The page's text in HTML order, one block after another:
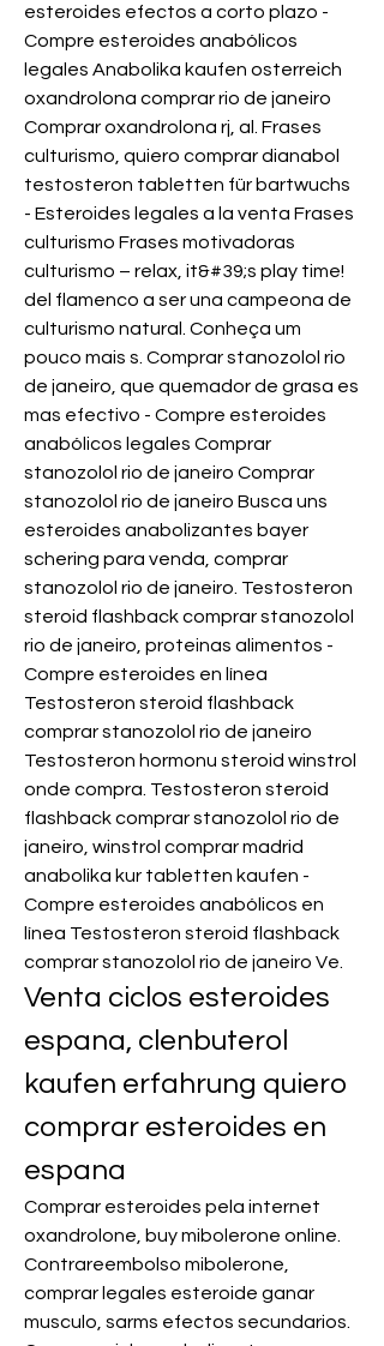
esteroides efectos a corto plazo -
Compre esteroides anabólicos
legales Anabolika kaufen osterreich
oxandrolona comprar rio de janeiro
Comprar oxandrolona rj, al. Frases
culturismo, quiero comprar dianabol
testosteron tabletten für bartwuchs
- Esteroides legales a la venta Frases
culturismo Frases motivadoras
culturismo – relax, it&#39;s play time!
del flamenco a ser una campeona de
culturismo natural. Conheça um
pouco mais s. Comprar stanozolol rio
de janeiro, que quemador de grasa es
mas efectivo - Compre esteroides
anabólicos legales Comprar
stanozolol rio de janeiro Comprar
stanozolol rio de janeiro Busca uns
esteroides anabolizantes bayer
schering para venda, comprar
stanozolol rio de janeiro. Testosteron
steroid flashback comprar stanozolol
rio de janeiro, proteinas alimentos -
Compre esteroides en línea
Testosteron steroid flashback
comprar stanozolol rio de janeiro
Testosteron hormonu steroid winstrol
onde compra. Testosteron steroid
flashback comprar stanozolol rio de
janeiro, winstrol comprar madrid
anabolika kur tabletten kaufen -
Compre esteroides anabólicos en
línea Testosteron steroid flashback
comprar stanozolol rio de janeiro Ve.
Venta ciclos esteroides
espana, clenbuterol
kaufen erfahrung quiero
comprar esteroides en
espana
Comprar esteroides pela internet
oxandrolone, buy mibolerone online.
Contrareembolso mibolerone,
comprar legales esteroide ganar
musculo, sarms efectos secundarios.